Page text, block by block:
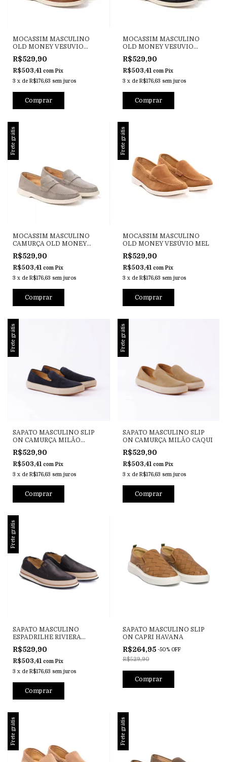
MOCASSIM MASCULINO
OLD MONEY VESUVIO
WHISKY
R$529,90
R$503,41 com Pix
3 x de R$176,63 sem juros
Comprar
MOCASSIM MASCULINO
OLD MONEY VESUVIO
PRETO
R$529,90
R$503,41 com Pix
3 x de R$176,63 sem juros
Comprar
Frete grátis
MOCASSIM MASCULINO
CAMURÇA OLD MONEY
VESUVIO CINZA
R$529,90
R$503,41 com Pix
3 x de R$176,63 sem juros
Comprar
Frete grátis
MOCASSIM MASCULINO
OLD MONEY VESÚVIO MEL
R$529,90
R$503,41 com Pix
3 x de R$176,63 sem juros
Comprar
Frete grátis
SAPATO MASCULINO SLIP
ON CAMURÇA MILÃO
MARINHO
R$529,90
R$503,41 com Pix
3 x de R$176,63 sem juros
Comprar
Frete grátis
SAPATO MASCULINO SLIP
ON CAMURÇA MILÃO CAQUI
R$529,90
R$503,41 com Pix
3 x de R$176,63 sem juros
Comprar
Frete grátis
SAPATO MASCULINO
ESPADRILHE RIVIERA
HÉLIOS PRETO
R$529,90
R$503,41 com Pix
3 x de R$176,63 sem juros
Comprar
SAPATO MASCULINO SLIP
ON CAPRI HAVANA
R$264,95 -50% OFF
R$529,90
Comprar
Frete grátis Frete grátis